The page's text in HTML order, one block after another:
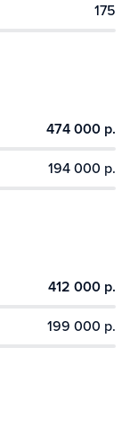
175
474 000 р.
194 000 р.
412 000 р.
199 000 р.